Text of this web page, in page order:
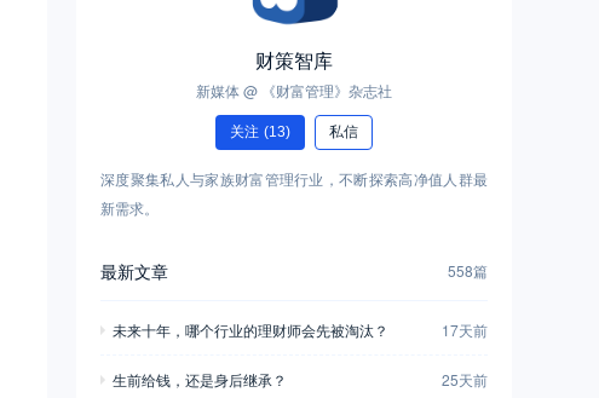
财策智库
新媒体 @ 《财富管理》杂志社
关注 (13) 私信
深度聚集私人与家族财富管理行业，不断探索高净值人群最
新需求。
最新文章 558篇
未来十年，哪个行业的理财师会先被淘汰？ 17天前
生前给钱，还是身后继承？ 25天前